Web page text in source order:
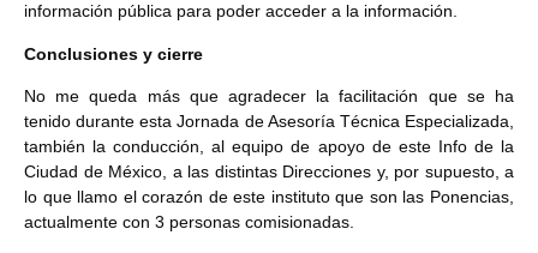
información pública para poder acceder a la información.
Conclusiones y cierre
No me queda más que agradecer la facilitación que se ha
tenido durante esta Jornada de Asesoría Técnica Especializada,
también la conducción, al equipo de apoyo de este Info de la
Ciudad de México, a las distintas Direcciones y, por supuesto, a
lo que llamo el corazón de este instituto que son las Ponencias,
actualmente con 3 personas comisionadas.